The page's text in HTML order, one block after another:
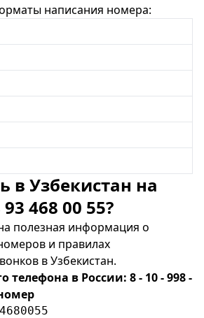
написания номера:
в Узбекистан на
468 00 55?
полезная информация о
и правилах
в Узбекистан.
телефона в России: 8 - 10 - 998 -